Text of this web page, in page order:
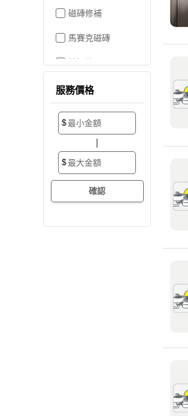
磁磚修補
馬賽克磁磚
地板維修
地板拋光打蠟
地板防滑施工
塑膠地板工程
實木地板
服務價格
$
$